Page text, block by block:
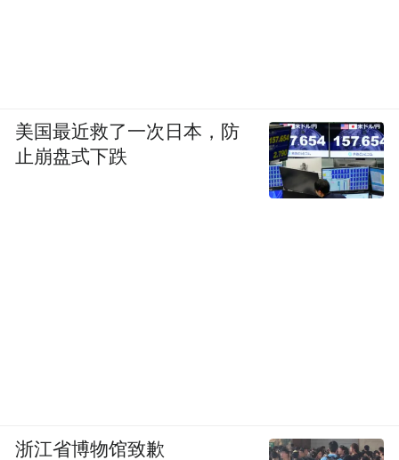
美国最近救了一次日本，防
止崩盘式下跌
浙江省博物馆致歉